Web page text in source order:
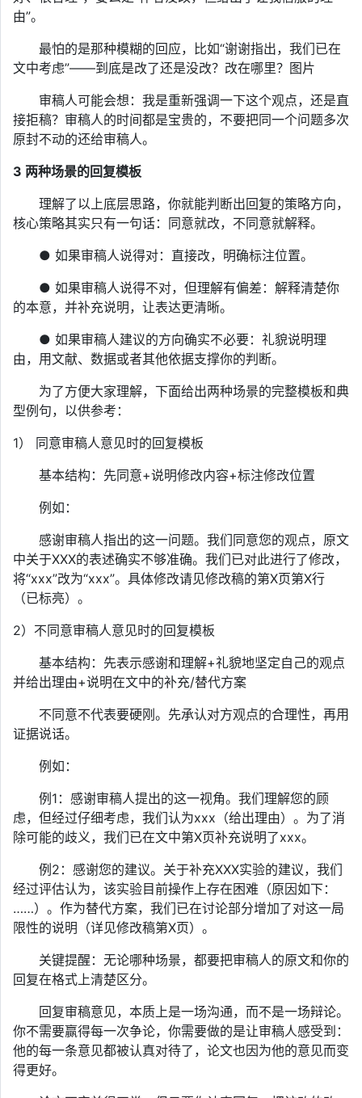
由”。
最怕的是那种模糊的回应，比如“谢谢指出，我们已在
文中考虑”——到底是改了还是没改？改在哪里？图片
审稿人可能会想：我是重新强调一下这个观点，还是直
接拒稿？审稿人的时间都是宝贵的，不要把同一个问题多次
原封不动的还给审稿人。
3 两种场景的回复模板
理解了以上底层思路，你就能判断出回复的策略方向，
核心策略其实只有一句话：同意就改，不同意就解释。
● 如果审稿人说得对：直接改，明确标注位置。
● 如果审稿人说得不对，但理解有偏差：解释清楚你
的本意，并补充说明，让表达更清晰。
● 如果审稿人建议的方向确实不必要：礼貌说明理
由，用文献、数据或者其他依据支撑你的判断。
为了方便大家理解，下面给出两种场景的完整模板和典
型例句，以供参考：
1） 同意审稿人意见时的回复模板
基本结构：先同意+说明修改内容+标注修改位置
例如：
感谢审稿人指出的这一问题。我们同意您的观点，原文
中关于XXX的表述确实不够准确。我们已对此进行了修改，
将“xxx”改为“xxx”。具体修改请见修改稿的第X页第X行
（已标亮）。
2）不同意审稿人意见时的回复模板
基本结构：先表示感谢和理解+礼貌地坚定自己的观点
并给出理由+说明在文中的补充/替代方案
不同意不代表要硬刚。先承认对方观点的合理性，再用
证据说话。
例如：
例1：感谢审稿人提出的这一视角。我们理解您的顾
虑，但经过仔细考虑，我们认为xxx（给出理由）。为了消
除可能的歧义，我们已在文中第X页补充说明了xxx。
例2：感谢您的建议。关于补充XXX实验的建议，我们
经过评估认为，该实验目前操作上存在困难（原因如下：
……）。作为替代方案，我们已在讨论部分增加了对这一局
限性的说明（详见修改稿第X页）。
关键提醒：无论哪种场景，都要把审稿人的原文和你的
回复在格式上清楚区分。
回复审稿意见，本质上是一场沟通，而不是一场辩论。
你不需要赢得每一次争论，你需要做的是让审稿人感受到：
他的每一条意见都被认真对待了，论文也因为他的意见而变
得更好。